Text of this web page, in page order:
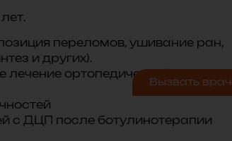
Вызвать
переломов, ушивание ран,
и других).
лечение ортопедической
с ДЦП после ботулинотерапии